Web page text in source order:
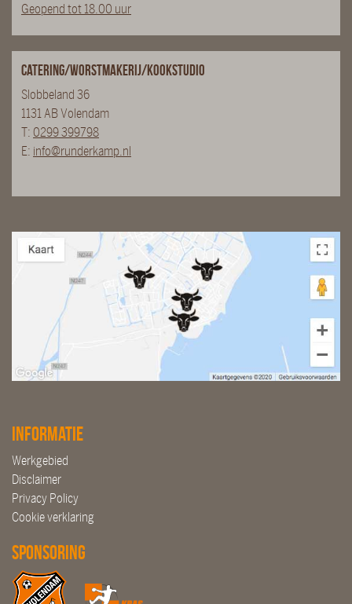
Geopend tot 18.00 uur
Catering/Worstmakerij/Kookstudio
Slobbeland 36
1131 AB Volendam
T: 0299 399798
E: info@runderkamp.nl
Informatie
Werkgebied
Disclaimer
Privacy Policy
Cookie verklaring
Sponsoring